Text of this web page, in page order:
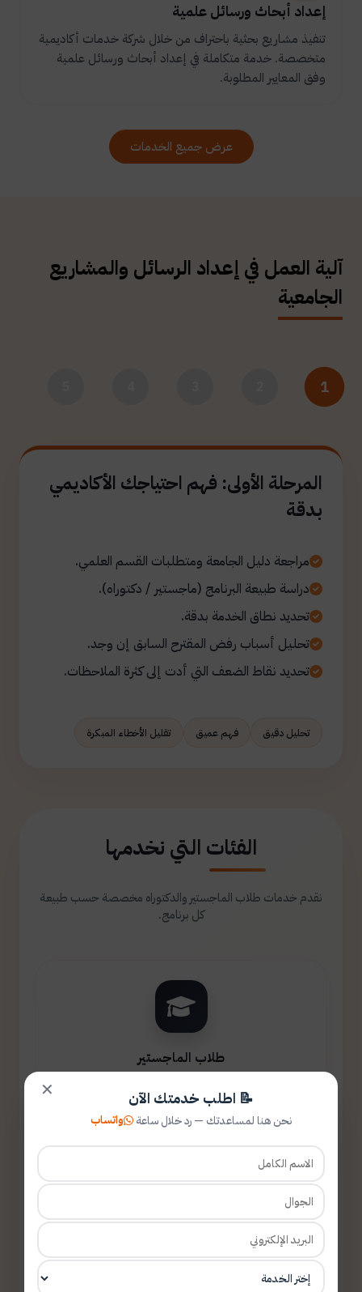
إعداد أبحاث ورسائل علمية
تنفيذ مشاريع بحثية باحتراف من خلال شركة خدمات أكاديمية
متخصصة. خدمة متكاملة في إعداد أبحاث ورسائل علمية
وفق المعايير المطلوبة.
عرض جميع الخدمات
آلية العمل في إعداد الرسائل والمشاريع
الجامعية
1
المرحلة الأولى: فهم احتياجك الأكاديمي
بدقة
مراجعة دليل الجامعة ومتطلبات القسم العلمي.
دراسة طبيعة البرنامج (ماجستير / دكتوراه).
تحديد نطاق الخدمة بدقة.
تحليل أسباب رفض المقترح السابق إن وجد.
تحديد نقاط الضعف التي أدت إلى كثرة الملاحظات.
تحليل دقيق فهم عميق تقليل الأخطاء المبكرة
الفئات التي نخدمها
نقدم خدمات طلاب الماجستير والدكتوراه مخصصة حسب طبيعة
كل برنامج.
طلاب الماجستير
✕ 📝 اطلب خدمتك الآن
نحن هنا لمساعدتك — رد خلال ساعة واتساب